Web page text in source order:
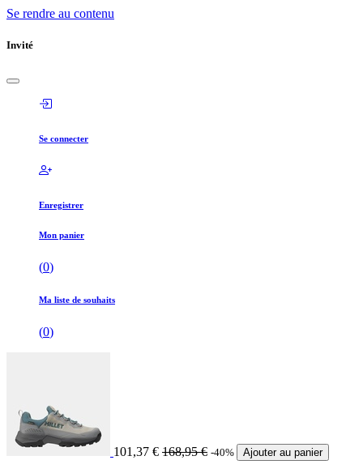
Se rendre au contenu
Invité
Se connecter
Enregistrer
Mon panier
(0)
Ma liste de souhaits
(0)
101,37 € 168,95€ -40% Ajouter au panier